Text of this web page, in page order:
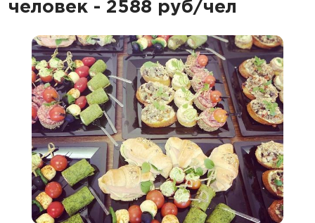
человек - 2588 руб/чел